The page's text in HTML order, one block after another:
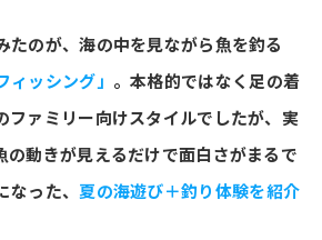
たのが、海の中を見ながら魚を釣る
ィッシング」 。本格的ではなく足の着
ファミリー向けスタイルでしたが、実
の動きが見えるだけで面白さがまるで
なった、夏の海遊び＋釣り体験を紹介